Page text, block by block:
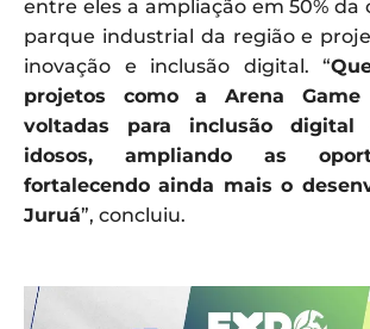
entre eles a ampliação em 50% da
parque industrial da região e
inovação e inclusão digital. “
projetos como a Arena
voltadas para inclusão
idosos, ampliando as
fortalecendo ainda mais o
Juruá”, concluiu.